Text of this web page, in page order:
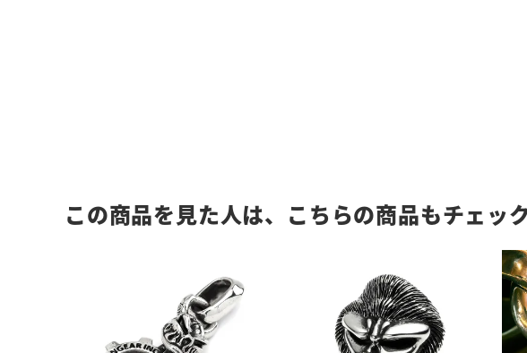
この商品を見た人は、こちらの商品もチェッ